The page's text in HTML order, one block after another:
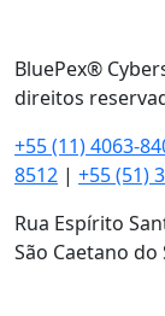
BluePex®
direitos
+55 (11) 4063-
8512 | +55 (51)
Rua Espírito
São Caetano do